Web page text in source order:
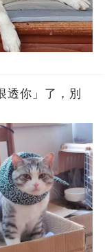
透你」了，別